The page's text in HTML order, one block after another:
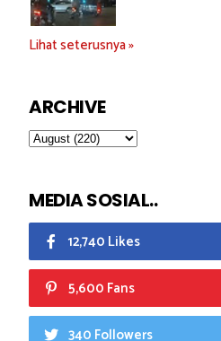
Lihat seterusnya »
ARCHIVE
MEDIA SOSIAL..
12,740 Likes
5,600 Fans
340 Followers